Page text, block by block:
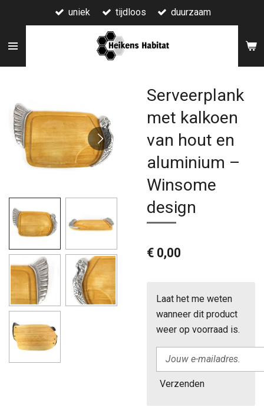
direct
naar
uniek tijdloos duurzaam
Serveerplank
met kalkoen
van hout en
aluminium –
Winsome
design
€ 0,00
Laat het me weten
wanneer dit product
weer op voorraad is.
Verzenden